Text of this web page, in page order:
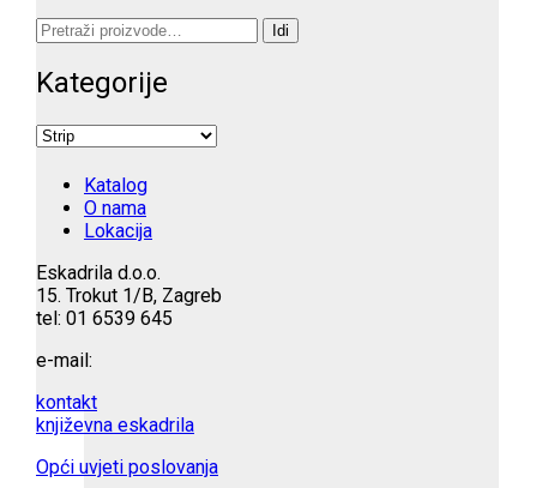
Pretraži:
Idi
Kategorije
Katalog
O nama
Lokacija
Eskadrila d.o.o.
15. Trokut 1/B, Zagreb
tel: 01 6539 645
e-mail:
kontakt
književna eskadrila
Opći uvjeti poslovanja